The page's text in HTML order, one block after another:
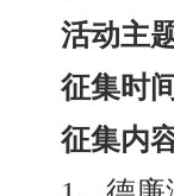
活动主
征集时
征集内